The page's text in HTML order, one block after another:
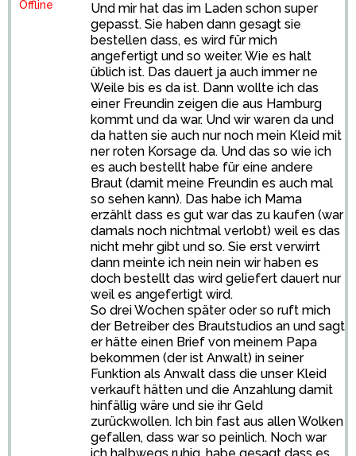
Offline
Und mir hat das im Laden schon super
gepasst. Sie haben dann gesagt sie
bestellen dass, es wird für mich
angefertigt und so weiter. Wie es halt
üblich ist. Das dauert ja auch immer ne
Weile bis es da ist. Dann wollte ich das
einer Freundin zeigen die aus Hamburg
kommt und da war. Und wir waren da und
da hatten sie auch nur noch mein Kleid mit
ner roten Korsage da. Und das so wie ich
es auch bestellt habe für eine andere
Braut (damit meine Freundin es auch mal
so sehen kann). Das habe ich Mama
erzählt dass es gut war das zu kaufen (war
damals noch nichtmal verlobt) weil es das
nicht mehr gibt und so. Sie erst verwirrt
dann meinte ich nein nein wir haben es
doch bestellt das wird geliefert dauert nur
weil es angefertigt wird.
So drei Wochen später oder so ruft mich
der Betreiber des Brautstudios an und sagt
er hätte einen Brief von meinem Papa
bekommen (der ist Anwalt) in seiner
Funktion als Anwalt dass die unser Kleid
verkauft hätten und die Anzahlung damit
hinfällig wäre und sie ihr Geld
zurückwollen. Ich bin fast aus allen Wolken
gefallen, dass war so peinlich. Noch war